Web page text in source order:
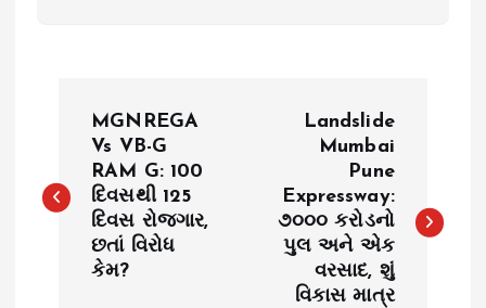
s
MGNREGA
Vs VB-G
RAM G: 100
દિવસથી 125
દિવસ રોજગાર,
છતાં વિરોધ
કેમ?
Landslide
Mumbai
Pune
Expressway:
૭૦૦૦ કરોડનો
પુલ અને એક
વરસાદ, શું
વિકાસ માત્ર